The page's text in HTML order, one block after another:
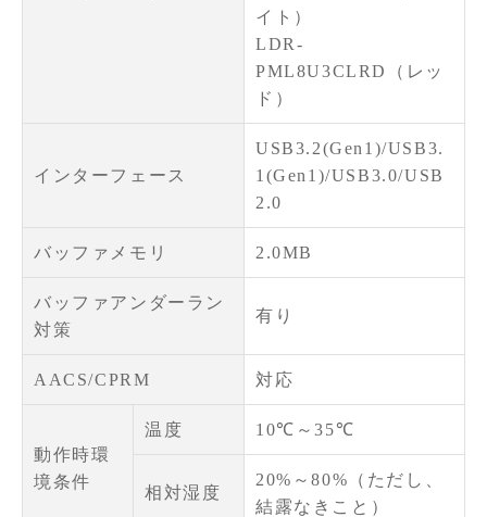
イト）
LDR-
PML8U3CLRD（レッ
ド）
インターフェース
USB3.2(Gen1)/USB3.
1(Gen1)/USB3.0/USB
2.0
バッファメモリ 2.0MB
バッファアンダーラン
対策
有り
AACS/CPRM 対応
動作時環
境条件
温度 10℃～35℃
相対湿度
20%～80%（ただし、
結露なきこと）